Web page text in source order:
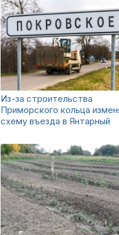
Из-за строительства
Приморского кольца
схему въезда в Янтарный